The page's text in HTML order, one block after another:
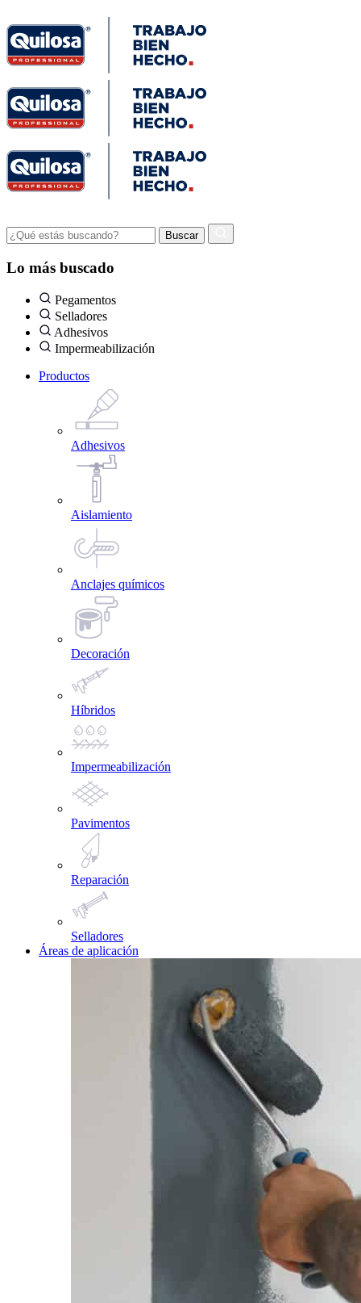
Lo más buscado
Pegamentos
Selladores
Adhesivos
Impermeabilización
Productos
Adhesivos
Aislamiento
Anclajes químicos
Decoración
Híbridos
Impermeabilización
Pavimentos
Reparación
Selladores
Áreas de aplicación